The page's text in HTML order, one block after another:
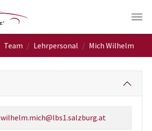
Team Lehrpersonal Mich Wilhelm
wilhelm.mich@lbs1.salzburg.at